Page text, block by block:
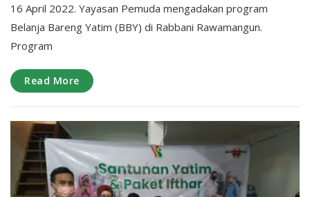
Pemuda
Mengajak
Baju
Baru
Rabbani
Rawamangun
16 April 2022. Yayasan Pemuda mengadakan program
Belanja Bareng Yatim (BBY) di Rabbani Rawamangun.
Program
Read More